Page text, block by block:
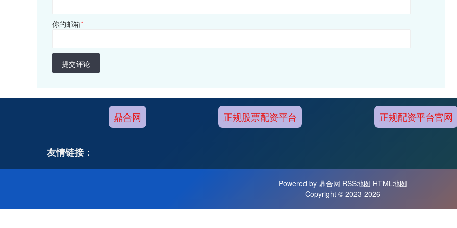
你的邮箱*
提交评论
鼎合网 正规股票配资平台 正规配资平台官网
友情链接：
Powered by 鼎合网 RSS地图 HTML地图
Copyright © 2023-2026